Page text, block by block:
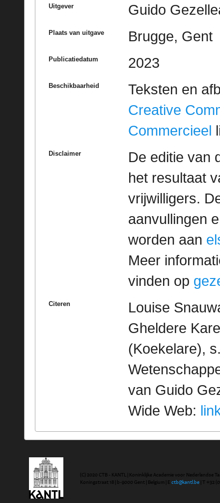
Uitgever Guido
Plaats van uitgave Brugge, Gent
Publicatiedatum 2023
Beschikbaarheid
Teksten en
Creative
Commercieel
Disclaimer
De editie van
het resultaat
vrijwilligers.
aanvullingen
worden aan
Meer
vinden op
Citeren
Louise
Gheldere
(Koekelare),
van Guido
Wide Web:
(C) 2020 CTB - KANTL | Koninklijke Academie voor Nederlandse
Koningstraat 18 | b-9000 Gent | Belgium | E ctb@kantl.be | T +32